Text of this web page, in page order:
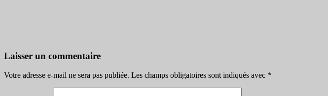
Laisser un commentaire
Votre adresse e-mail ne sera pas publiée. Les champs obligatoires sont indiqués avec *